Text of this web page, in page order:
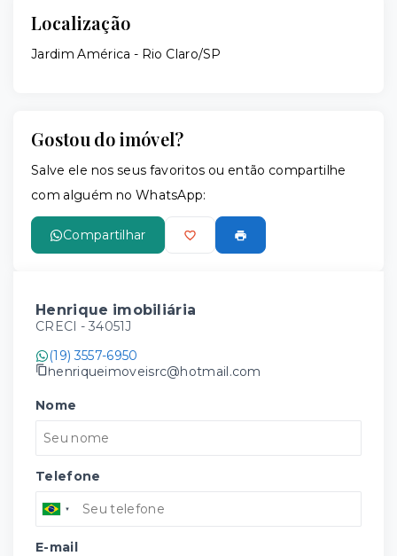
Localização
Jardim América - Rio Claro/SP
Gostou do imóvel?
Salve ele nos seus favoritos ou então compartilhe
com alguém no WhatsApp:
Compartilhar
Henrique imobiliária
CRECI - 34051J
(19) 3557-6950
henriqueimoveisrc@hotmail.com
Nome
Telefone
E-mail